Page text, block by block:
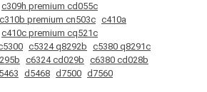
c309h premium cd055c
c310b premium cn503c c410a
c410c premium cq521c
c5324 q8292b c5380 q8291c
c6324 cd029b c6380 cd028b
d5468 d7500 d7560